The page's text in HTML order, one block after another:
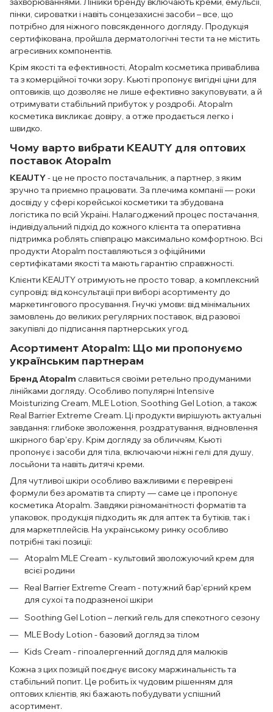
пінки, сироватки і навіть сонцезахисні засоби – все, що
потрібно для ніжного повсякденного догляду. Продукція
сертифікована, пройшла дерматологічні тести та не містить
агресивних компонентів.
Крім якості та ефективності, Atopalm косметика приваблива
та з комерційної точки зору. Кьюті пропонує вигідні ціни для
оптовиків, що дозволяє не лише ефективно закуповувати, а й
отримувати стабільний прибуток у роздробі. Atopalm
косметика викликає довіру, а отже продається легко і
швидко.
Чому варто вибрати KEAUTY для оптових
поставок Atopalm
KEAUTY- це не просто постачальник, а партнер, з яким
зручно та приємно працювати. За плечима компанії — роки
досвіду у сфері корейської косметики та збудована
логістика по всій Україні. Налагоджений процес постачання,
індивідуальний підхід до кожного клієнта та оперативна
підтримка роблять співпрацю максимально комфортною. Всі
продукти Atopalm поставляються з офіційними
сертифікатами якості та мають гарантію справжності.
Клієнти KEAUTY отримують не просто товар, а комплексний
супровід: від консультації при виборі асортименту до
маркетингового просування. Гнучкі умови: від мінімальних
замовлень до великих регулярних поставок, від разової
закупівлі до підписання партнерських угод.
Асортимент Atopalm: Що ми пропонуємо
українським партнерам
Бренд Atopalm славиться своїми ретельно продуманими
лінійками догляду. Особливо популярні Intensive
Moisturizing Cream, MLE Lotion, Soothing Gel Lotion, а також
Real Barrier Extreme Cream. Ці продукти вирішують актуальні
завдання: глибоке зволоження, роздратування, відновлення
шкірного бар'єру. Крім догляду за обличчям, Кьюті
пропонує і засоби для тіла, включаючи ніжні гелі для душу,
лосьйони та навіть дитячі креми.
Для чутливої ​​шкіри особливо важливими є перевірені
формули без ароматів та спирту — саме це і пропонує
косметика Atopalm. Завдяки різноманітності форматів та
упаковок, продукція підходить як для аптек та бутіків, так і
для маркетплейсів. На українському ринку особливо
потрібні такі позиції:
Atopalm MLE Cream - культовий зволожуючий крем для
всієї родини
Real Barrier Extreme Cream - потужний бар'єрний крем
для сухої та подразненої шкіри
Soothing Gel Lotion – легкий гель для спекотного сезону
MLE Body Lotion - базовий догляд за тілом
Kids Cream - гіпоалергенний догляд для малюків
Кожна з цих позицій поєднує високу маржинальність та
стабільний попит. Це робить їх чудовим рішенням для
оптових клієнтів, які бажають побудувати успішний
асортимент.